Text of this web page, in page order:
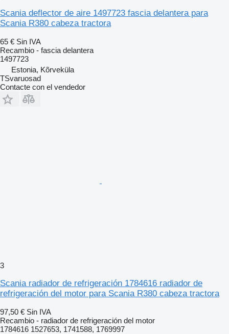
Scania deflector de aire 1497723 fascia delantera para
Scania R380 cabeza tractora
65 € Sin IVA
Recambio - fascia delantera
1497723
Estonia, Kõrveküla
TSvaruosad
Contacte con el vendedor
3
Scania radiador de refrigeración 1784616 radiador de
refrigeración del motor para Scania R380 cabeza tractora
97,50 € Sin IVA
Recambio - radiador de refrigeración del motor
1784616 1527653, 1741588, 1769997